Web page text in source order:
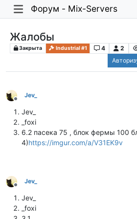
Форум - Mix-Servers
Жалобы
Закрыта Industrial #1 4 2
Не в сети
Jev_
Jev_
_foxi
6.2 пасека 75 , блок фермы 100
4)https://imgur.com/a/V31EK9v
Не в сети
Jev_
Jev_
_foxi